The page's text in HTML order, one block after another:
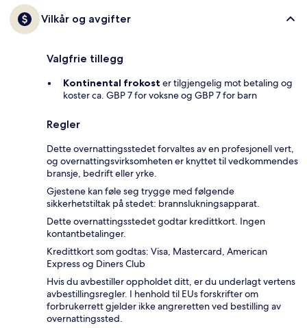
Vilkår og avgifter
Valgfrie tillegg
Kontinental frokost er tilgjengelig mot betaling og
koster ca. GBP 7 for voksne og GBP 7 for barn
Regler
Dette overnattingsstedet forvaltes av en profesjonell vert,
og overnattingsvirksomheten er knyttet til vedkommendes
bransje, bedrift eller yrke.
Gjestene kan føle seg trygge med følgende
sikkerhetstiltak på stedet: brannslukningsapparat.
Dette overnattingsstedet godtar kredittkort. Ingen
kontantbetalinger.
Kredittkort som godtas: Visa, Mastercard, American
Express og Diners Club
Hvis du avbestiller oppholdet ditt, er du underlagt vertens
avbestillingsregler. I henhold til EUs forskrifter om
forbrukerrett gjelder ikke angreretten ved bestilling av
overnattingssted.